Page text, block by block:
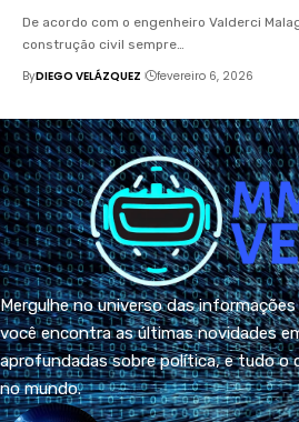
De acordo com o engenheiro Valderci
construção civil sempre…
ByDIEGO VELÁZQUEZ fevereiro 6, 2026
Mergulhe no universo das
você encontra as últimas novidades
aprofundadas sobre política, e tudo o
no mundo.